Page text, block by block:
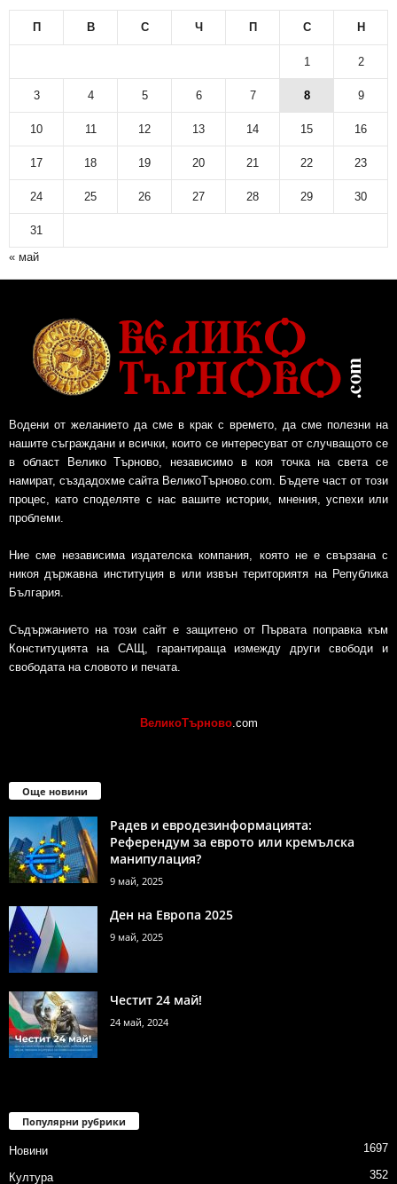
П В С Ч П С Н
1 2
3 4 5 6 7 8 9
10 11 12 13 14 15 16
17 18 19 20 21 22 23
24 25 26 27 28 29 30
31
« май
Водени от желанието да сме в крак с времето, да сме полезни на
нашите съграждани и всички, които се интересуват от случващото се
в област Велико Търново, независимо в коя точка на света се
намират, създадохме сайта ВеликоТърново.com. Бъдете част от този
процес, като споделяте с нас вашите истории, мнения, успехи или
проблеми.
Ние сме независима издателска компания, която не е свързана с
никоя държавна институция в или извън териториятя на Република
България.
Съдържанието на този сайт е защитено от Първата поправка към
Конституцията на САЩ, гарантираща измежду други свободи и
свободата на словото и печата.
ВеликоТърново.com
Още новини
Радев и евродезинформацията:
Референдум за еврото или кремълска
манипулация?
9 май, 2025
Ден на Европа 2025
9 май, 2025
Честит 24 май!
24 май, 2024
Популярни рубрики
Новини 1697
Култура 352